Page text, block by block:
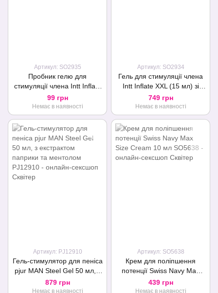
Артикул: SO2935
Пробник гелю для
стимуляції члена Intt Inflate
XXL (2 мл) зі смаком кориці
99 грн
Немає в наявності
Артикул: SO2934
Гель для стимуляції члена
Intt Inflate XXL (15 мл) зі
смаком кориці, підсилює
збудження
749 грн
Немає в наявності
Артикул: PJ12910
Гель-стимулятор для пеніса
pjur MAN Steel Gel 50 мл, з
екстрактом паприки та
ментолом
879 грн
Немає в наявності
Артикул: SO5638
Крем для поліпшення
потенції Swiss Navy Max
Size Cream 10 мл
439 грн
Немає в наявності